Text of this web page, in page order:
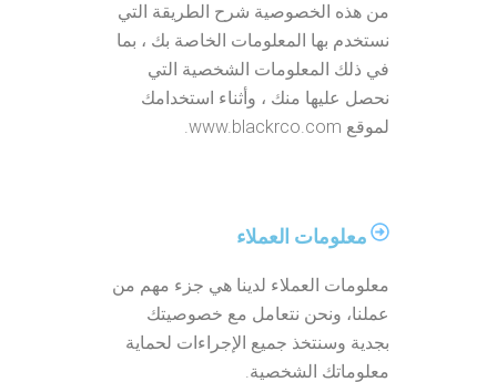
من هذه الخصوصية شرح الطريقة التي
نستخدم بها المعلومات الخاصة بك ، بما
في ذلك المعلومات الشخصية التي
نحصل عليها منك ، وأثناء استخدامك
لموقع www.blackrco.com.
معلومات العملاء
معلومات العملاء لدينا هي جزء مهم من
عملنا، ونحن نتعامل مع خصوصيتك
بجدية وسنتخذ جميع الإجراءات لحماية
معلوماتك الشخصية.